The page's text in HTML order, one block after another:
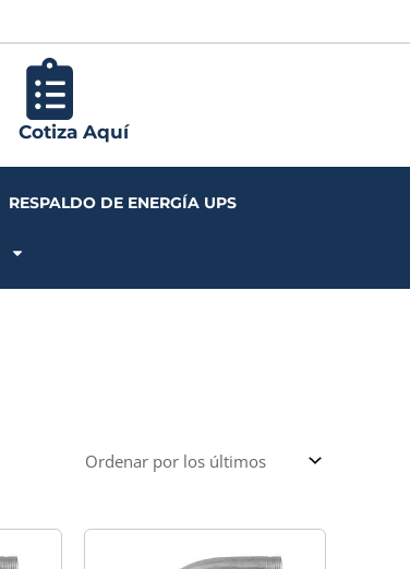
Cotiza Aquí
RESPALDO DE ENERGÍA UPS